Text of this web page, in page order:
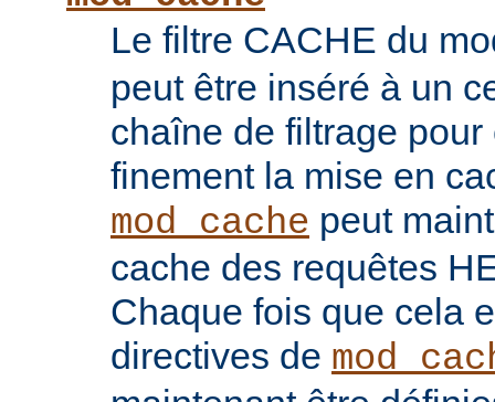
Le filtre CACHE du
peut être inséré à un
chaîne de filtrage
finement la mise en
mod_cache peut
cache des requêtes
Chaque fois que cela
directives de